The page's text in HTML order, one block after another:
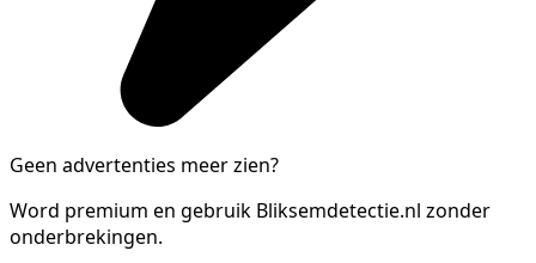
Geen advertenties meer zien?
Word premium en gebruik Bliksemdetectie.nl zonder
onderbrekingen.